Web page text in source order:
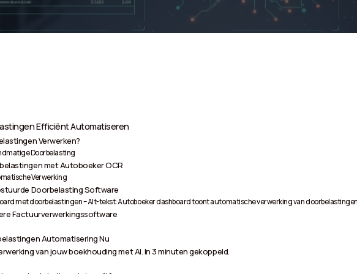
Efficiënt Automatiseren
Verwerken?
Doorbelasting
met Autoboeker OCR
Verwerking
Doorbelasting Software
met doorbelastingen – Alt-tekst: Autoboeker dashboard toont automatische verwerking van
Factuurverwerkingssoftware
Automatisering Nu
van jouw boekhouding met AI. In 3 minuten gekoppeld.